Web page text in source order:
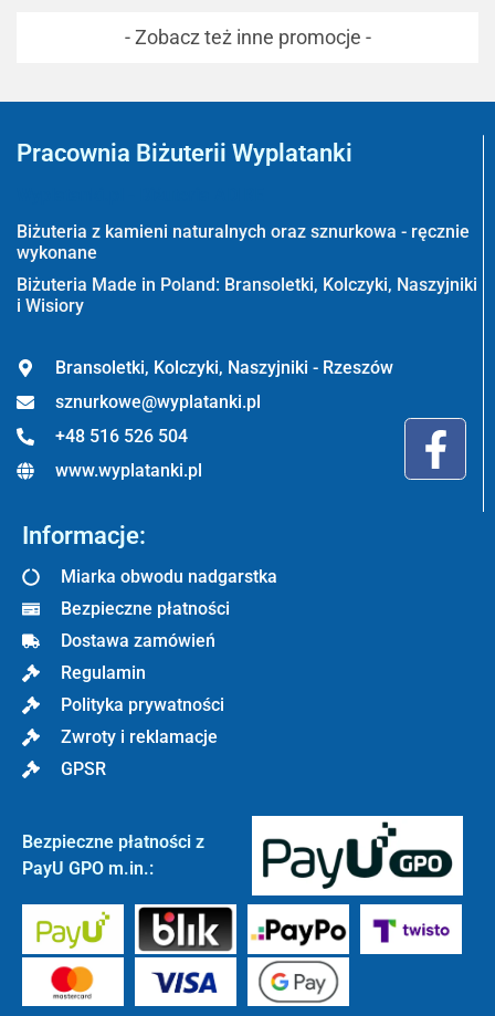
- Zobacz też inne promocje -
Pracownia Biżuterii Wyplatanki
Biżuteria z kamieni naturalnych oraz sznurkowa - ręcznie
wykonane
Biżuteria Made in Poland: Bransoletki, Kolczyki, Naszyjniki
i Wisiory
Bransoletki, Kolczyki, Naszyjniki - Rzeszów
sznurkowe@wyplatanki.pl
+48 516 526 504
www.wyplatanki.pl
Informacje:
Miarka obwodu nadgarstka
Bezpieczne płatności
Dostawa zamówień
Regulamin
Polityka prywatności
Zwroty i reklamacje
GPSR
Bezpieczne płatności z
PayU GPO m.in.: